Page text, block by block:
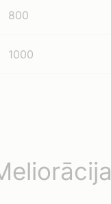
800
1000